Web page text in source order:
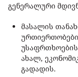
გენერალური
მასალის
ახალ,
გადადის.